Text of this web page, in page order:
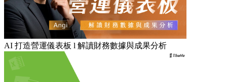
AI 打造營運儀表板 l 解讀財務數據與成果分析